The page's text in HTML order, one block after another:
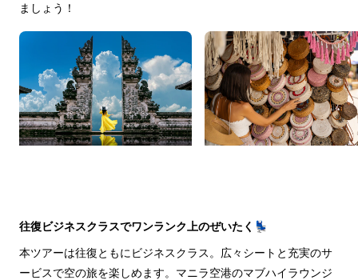
ましょう！
往復ビジネスクラスでワンランク上のぜいたく💺
本ツアーは往復ともにビジネスクラス。広々シートと充実のサ
ービスで空の旅を楽しめます。マニラ空港のマブハイラウンジ